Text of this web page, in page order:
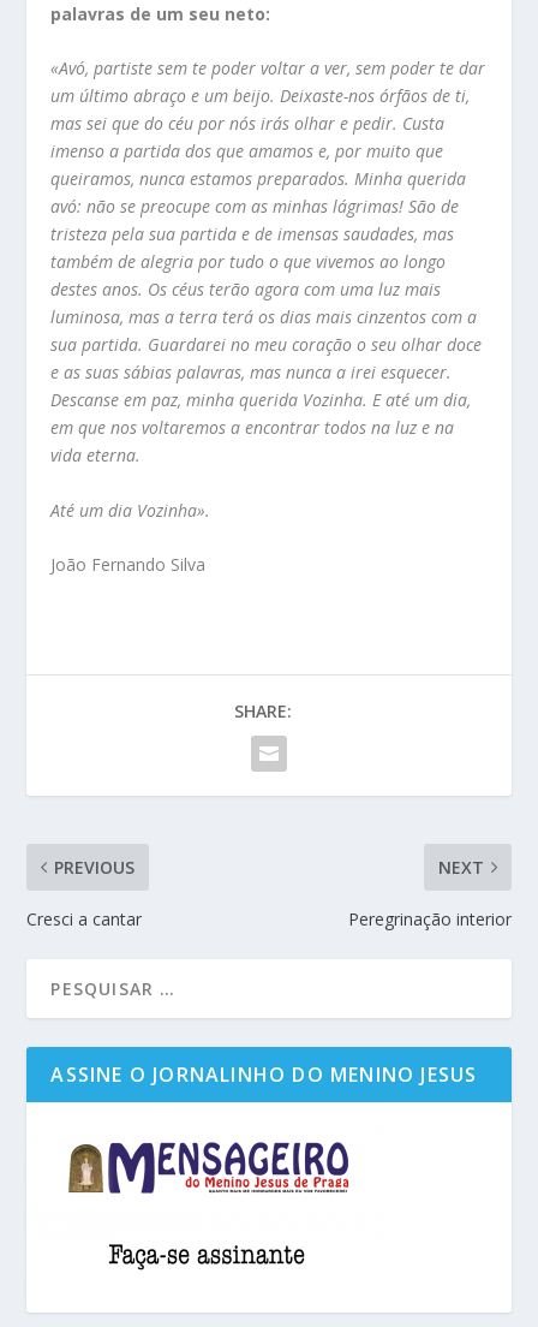
palavras de um seu neto:
«Avó, partiste sem te poder voltar a ver, sem poder te dar
um último abraço e um beijo. Deixaste-nos órfãos de ti,
mas sei que do céu por nós irás olhar e pedir. Custa
imenso a partida dos que amamos e, por muito que
queiramos, nunca estamos preparados. Minha querida
avó: não se preocupe com as minhas lágrimas! São de
tristeza pela sua partida e de imensas saudades, mas
também de alegria por tudo o que vivemos ao longo
destes anos. Os céus terão agora com uma luz mais
luminosa, mas a terra terá os dias mais cinzentos com a
sua partida. Guardarei no meu coração o seu olhar doce
e as suas sábias palavras, mas nunca a irei esquecer.
Descanse em paz, minha querida Vozinha. E até um dia,
em que nos voltaremos a encontrar todos na luz e na
vida eterna.
Até um dia Vozinha».
João Fernando Silva
SHARE:
PREVIOUS
Cresci a cantar
NEXT
Peregrinação interior
ASSINE O JORNALINHO DO MENINO JESUS